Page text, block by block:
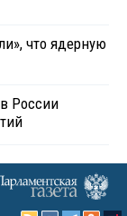
что ядерную
России